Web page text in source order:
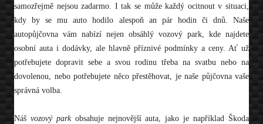
samozřejmě nejsou zadarmo. I tak se může každý ocitnout v situaci,
kdy by se mu auto hodilo alespoň an pár hodin či dnů. Naše
autopůjčovna vám nabízí nejen obsáhlý vozový park, kde najdete
osobní auta i dodávky, ale hlavně příznivé podmínky a ceny. Ať už
potřebujete dopravit sebe a svou rodinu třeba na svatbu nebo na
dovolenou, nebo potřebujete něco přestěhovat, je naše půjčovna vaše
správná volba.
Náš vozový parkobsahuje nejnovější auta, jako je například Škoda